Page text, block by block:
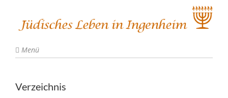
Menü
Verzeichnis